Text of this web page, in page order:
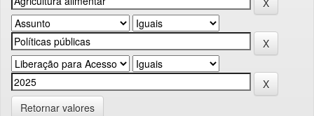
Retornar valores